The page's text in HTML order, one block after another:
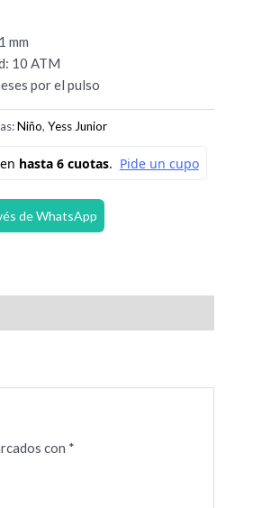
mm
10 ATM
por el pulso
Niño,Yess Junior
de WhatsApp
con *